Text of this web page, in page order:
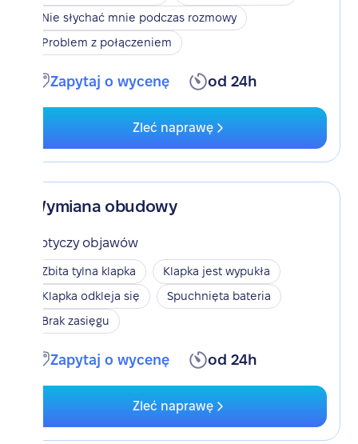
Nie słychać mnie podczas rozmowy
Problem z połączeniem
Zapytaj o wycenę od 24h
Zleć naprawę
Wymiana obudowy
Dotyczy objawów
Zbita tylna klapka
Klapka jest wypukła
Klapka odkleja się
Spuchnięta bateria
Brak zasięgu
Zapytaj o wycenę od 24h
Zleć naprawę